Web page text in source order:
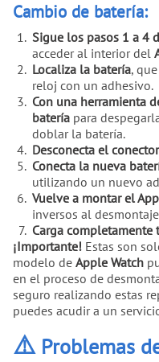
Cambio de batería:
Sigue los pasos 1 a 4
acceder al interior del
Localiza la batería,
reloj con un adhesivo.
Con una herramienta
batería para
doblar la batería.
Desconecta el
Conecta la nueva
utilizando un nuevo
Vuelve a montar el
inversos al
Carga completamente
¡Importante! Estas son
modelo de Apple Watch
en el proceso de
seguro realizando estas
puedes acudir a un
⚠️Problemas